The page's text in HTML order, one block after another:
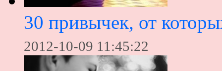
30 привычек, от
2012-10-09 11:45:22